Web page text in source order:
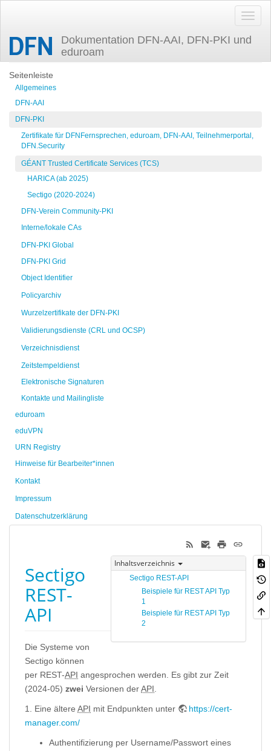
Dokumentation DFN-AAI, DFN-PKI und
eduroam
Zuletzt angesehen restapi
Seitenleiste
Allgemeines
DFN-AAI
DFN-PKI
Zertifikate für DFNFernsprechen, eduroam, DFN-AAI, Teilnehmerportal,
DFN.Security
GÉANT Trusted Certificate Services (TCS)
HARICA (ab 2025)
Sectigo (2020-2024)
DFN-Verein Community-PKI
Interne/lokale CAs
DFN-PKI Global
DFN-PKI Grid
Object Identifier
Policyarchiv
Wurzelzertifikate der DFN-PKI
Validierungsdienste (CRL und OCSP)
Verzeichnisdienst
Zeitstempeldienst
Elektronische Signaturen
Kontakte und Mailingliste
eduroam
eduVPN
URN Registry
Hinweise für Bearbeiter*innen
Kontakt
Impressum
Datenschutzerklärung
Inhaltsverzeichnis
Sectigo REST-API
Beispiele für REST API Typ
1
Beispiele für REST API Typ
2
Sectigo
REST-
API
Die Systeme von
Sectigo können
per REST-API angesprochen werden. Es gibt zur Zeit
(2024-05) zwei Versionen derAPI
1. Eine ältere API mit Endpunkten unter
https://cert-
manager.com/
Authentifizierung per Username/Passwort eines